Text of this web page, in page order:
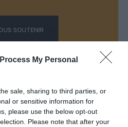
My Personal
sale, sharing to third parties, or
or sensitive information for
please use the below opt-out
Please note that after your
SOUTENIR
COMMENTAIRES